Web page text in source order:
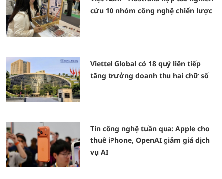
cứu 10 nhóm công nghệ chiến lược
Viettel Global có 18 quý liên tiếp
tăng trưởng doanh thu hai chữ số
Tin công nghệ tuần qua: Apple cho
thuê iPhone, OpenAI giảm giá dịch
vụ AI